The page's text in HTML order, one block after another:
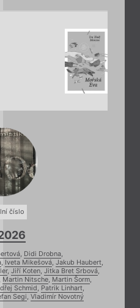
číslo
, Didi Drobna,
, Iveta Mikešová, Jakub Haubert,
, Jiří Koten, Jitka Bret Srbová,
Martin Nitsche, Martin Šorm,
Schmid , Patrik Linhart,
Segi, Vladimír Novotný